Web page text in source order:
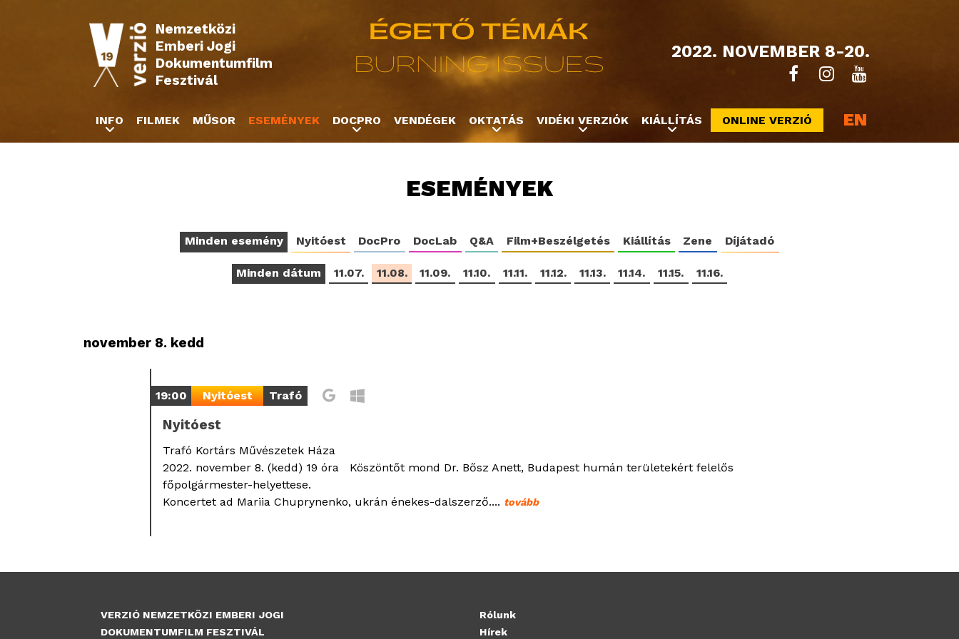
2022. NOVEMBER 8-20.
Nemzetközi
Emberi Jogi
Dokumentumfilm
Fesztivál
ESEMÉNYEK
Minden esemény Nyitóest DocPro DocLab Q&A Film+Beszélgetés Kiállítás Zene Díjátadó
Minden dátum 11.07. 11.08. 11.09. 11.10. 11.11. 11.12. 11.13. 11.14. 11.15. 11.16.
november 8. kedd
19:00 Nyitóest Trafó
Nyitóest
Trafó Kortárs Művészetek Háza
2022. november 8. (kedd) 19 óra Köszöntőt mond Dr. Bősz Anett, Budapest humán területekért felelős
főpolgármester-helyettese.
Koncertet ad Mariia Chuprynenko, ukrán énekes-dalszerző.... tovább
INFO FILMEK MŰSOR ESEMÉNYEK DOCPRO VENDÉGEK OKTATÁS VIDÉKI VERZIÓK KIÁLLÍTÁS ONLINE VERZIÓ EN
VERZIÓ NEMZETKÖZI EMBERI JOGI
DOKUMENTUMFILM FESZTIVÁL
Rólunk
Hírek